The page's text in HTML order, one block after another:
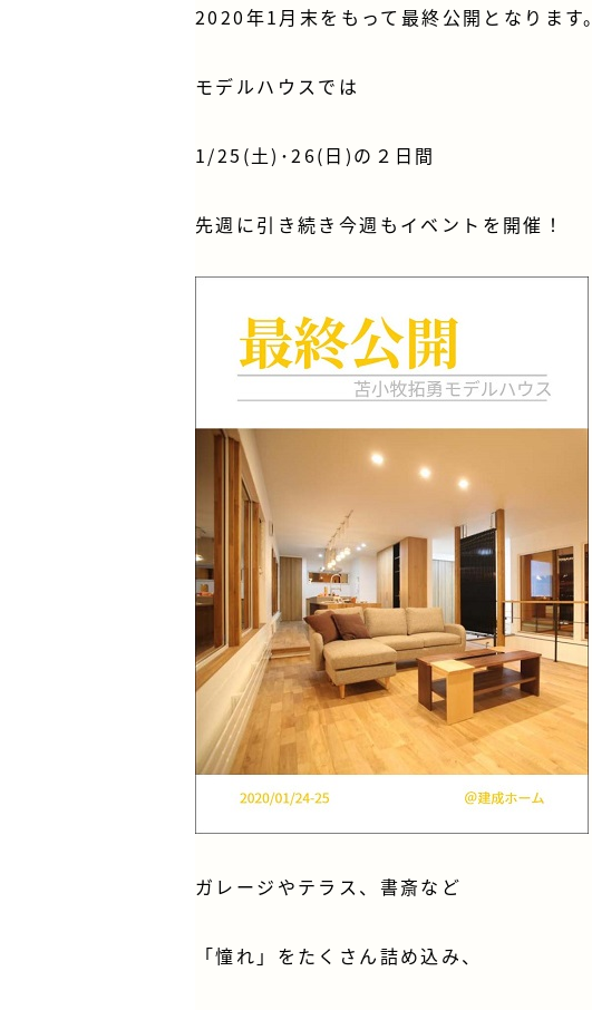
2020年1月末をもって最終公開となります。
モデルハウスでは
1/25(土)･26(日)の２日間
先週に引き続き今週もイベントを開催！
ガレージやテラス、書斎など
「憧れ」をたくさん詰め込み、